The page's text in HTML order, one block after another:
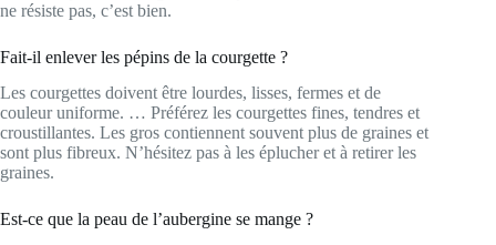
ne résiste pas, c’est bien.
Fait-il enlever les pépins de la courgette ?
Les courgettes doivent être lourdes, lisses, fermes et de
couleur uniforme. … Préférez les courgettes fines, tendres et
croustillantes. Les gros contiennent souvent plus de graines et
sont plus fibreux. N’hésitez pas à les éplucher et à retirer les
graines.
Est-ce que la peau de l’aubergine se mange ?